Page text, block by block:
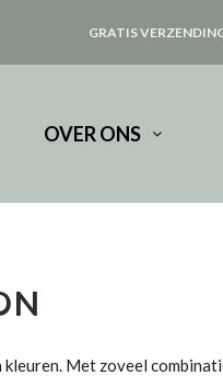
GRATIS
OVER ONS
Met zoveel